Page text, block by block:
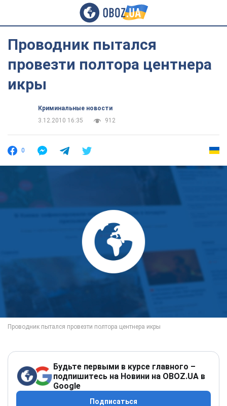
Проводник пытался
провезти полтора центнера
икры
Криминальные новости
3.12.2010 16:35
912
0
Будьте первыми в курсе главного –
подпишитесь на Новини на OBOZ.UA в
Google
Подписаться